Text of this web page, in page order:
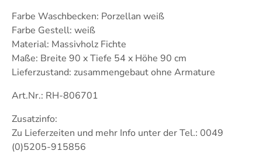
Farbe Waschbecken: Porzellan weiß
Farbe Gestell: weiß
Material: Massivholz Fichte
Maße: Breite 90 x Tiefe 54 x Höhe 90 cm
Lieferzustand: zusammengebaut ohne Armature
Art.Nr.: RH-806701
Zusatzinfo:
Zu Lieferzeiten und mehr Info unter der Tel.: 0049
(0)5205-915856